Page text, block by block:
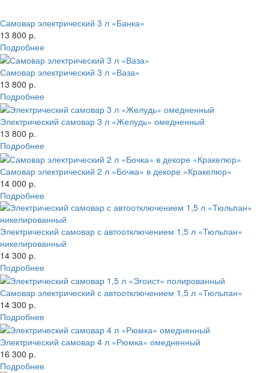
Самовар электрический 3 л «Банка»
13 800 р.
Подробнее
Самовар электрический 3 л «Ваза»
13 800 р.
Подробнее
Электрический самовар 3 л «Желудь» омедненный
13 800 р.
Подробнее
Самовар электрический 2 л «Бочка» в декоре «Кракелюр»
14 000 р.
Подробнее
Электрический самовар с автоотключением 1,5 л «Тюльпан»
никелированный
14 300 р.
Подробнее
Самовар электрический с автоотключением 1,5 л «Тюльпан»
14 300 р.
Подробнее
Электрический самовар 4 л «Рюмка» омедненный
16 300 р.
Подробнее